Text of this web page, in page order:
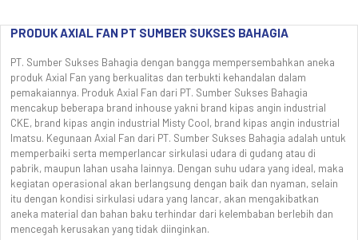
PRODUK AXIAL FAN PT SUMBER SUKSES BAHAGIA
PT. Sumber Sukses Bahagia dengan bangga mempersembahkan aneka
produk Axial Fan yang berkualitas dan terbukti kehandalan dalam
pemakaiannya. Produk Axial Fan dari PT. Sumber Sukses Bahagia
mencakup beberapa brand inhouse yakni brand kipas angin industrial
CKE, brand kipas angin industrial Misty Cool, brand kipas angin industrial
Imatsu. Kegunaan Axial Fan dari PT. Sumber Sukses Bahagia adalah untuk
memperbaiki serta memperlancar sirkulasi udara di gudang atau di
pabrik, maupun lahan usaha lainnya. Dengan suhu udara yang ideal, maka
kegiatan operasional akan berlangsung dengan baik dan nyaman, selain
itu dengan kondisi sirkulasi udara yang lancar, akan mengakibatkan
aneka material dan bahan baku terhindar dari kelembaban berlebih dan
mencegah kerusakan yang tidak diinginkan.